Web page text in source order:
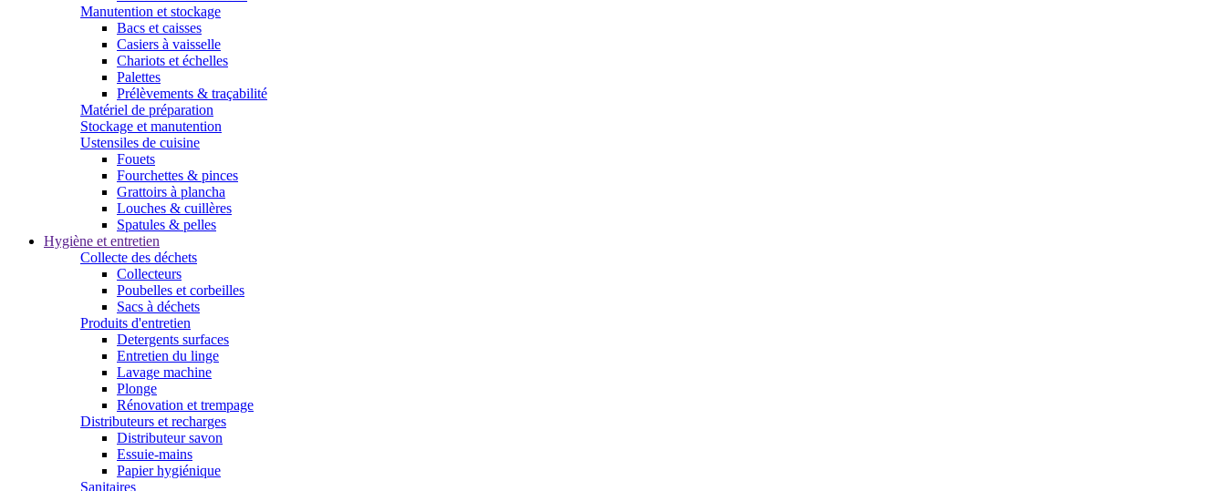
Manutention et stockage
Bacs et caisses
Casiers à vaisselle
Chariots et échelles
Palettes
Prélèvements & traçabilité
Matériel de préparation
Stockage et manutention
Ustensiles de cuisine
Fouets
Fourchettes & pinces
Grattoirs à plancha
Louches & cuillères
Spatules & pelles
Hygiène et entretien
Collecte des déchets
Collecteurs
Poubelles et corbeilles
Sacs à déchets
Produits d'entretien
Detergents surfaces
Entretien du linge
Lavage machine
Plonge
Rénovation et trempage
Distributeurs et recharges
Distributeur savon
Essuie-mains
Papier hygiénique
Sanitaires